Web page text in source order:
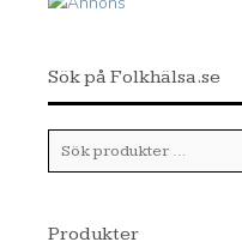
Sök på Folkhälsa.se
Produkter